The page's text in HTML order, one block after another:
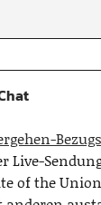
Live-
of the